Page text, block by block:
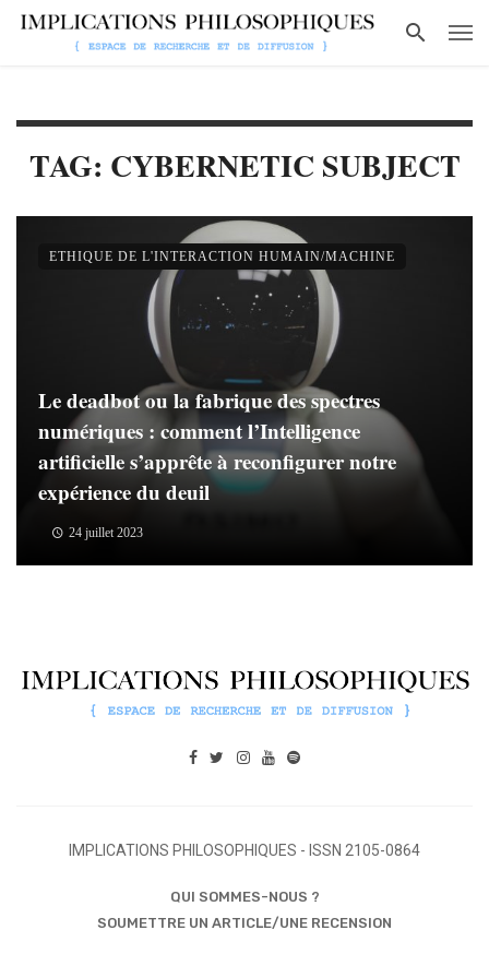
TAG: CYBERNETIC SUBJECT
Le deadbot ou la fabrique des spectres
numériques : comment l’Intelligence
artificielle s’apprête à reconfigurer notre
expérience du deuil
24 juillet 2023
ETHIQUE DE L'INTERACTION HUMAIN/MACHINE
IMPLICATIONS PHILOSOPHIQUES - ISSN 2105-0864
QUI SOMMES-NOUS ?
SOUMETTRE UN ARTICLE/UNE RECENSION